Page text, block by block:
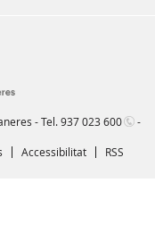
- Tel.937 023 600
-
Accessibilitat
RSS